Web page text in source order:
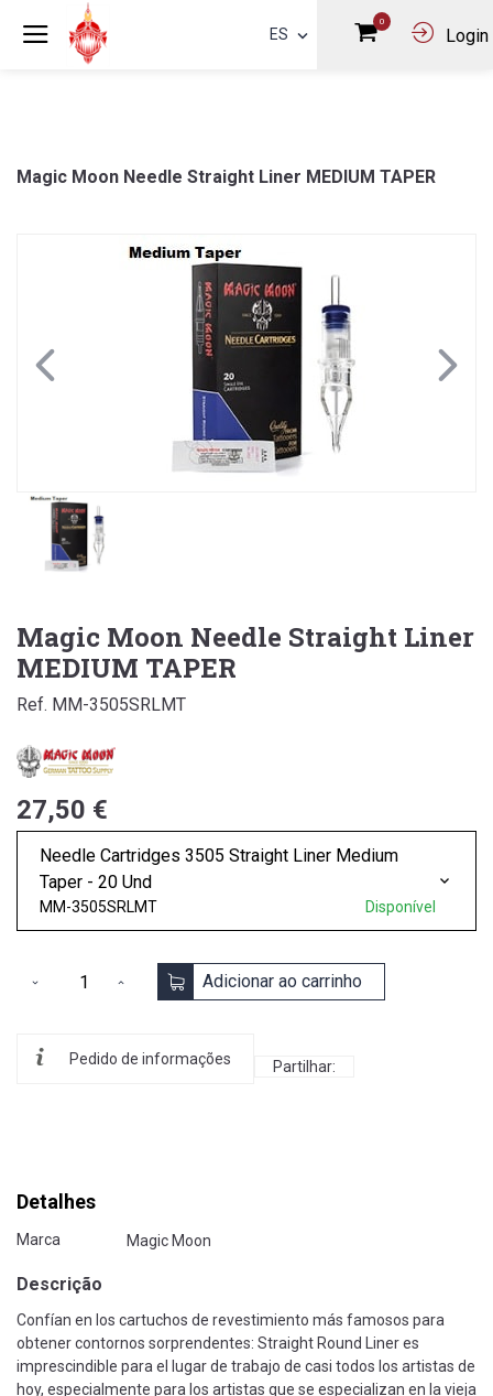
ES
0
Login
Magic Moon Needle Straight Liner MEDIUM TAPER
Magic Moon Needle Straight Liner
MEDIUM TAPER
Ref. MM-3505SRLMT
27,50 €
Needle Cartridges 3505 Straight Liner Medium
Taper - 20 Und
MM-3505SRLMT Disponível
Adicionar ao carrinho
Pedido de informações Partilhar:
Detalhes
Marca Magic Moon
Descrição
Confían en los cartuchos de revestimiento más famosos para
obtener contornos sorprendentes: Straight Round Liner es
imprescindible para el lugar de trabajo de casi todos los artistas de
hoy, especialmente para los artistas que se especializan en la vieja